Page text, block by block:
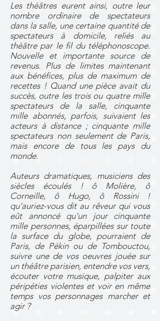
Les théâtres eurent ainsi, outre leur
nombre ordinaire de spectateurs
dans la salle, une certaine quantité de
spectateurs à domicile, reliés au
théâtre par le fil du téléphonoscope.
Nouvelle et importante source de
revenus. Plus de limites maintenant
aux bénéfices, plus de maximum de
recettes ! Quand une pièce avait du
succès, outre les trois ou quatre mille
spectateurs de la salle, cinquante
mille abonnés, parfois, suivaient les
acteurs à distance ; cinquante mille
spectateurs non seulement de Paris,
mais encore de tous les pays du
monde.
Auteurs dramatiques, musiciens des
siècles écoulés ! ô Molière, ô
Corneille, ô Hugo, ô Rossini !
qu'auriez-vous dit au rêveur qui vous
eût annoncé qu'un jour cinquante
mille personnes, éparpillées sur toute
la surface du globe, pourraient de
Paris, de Pékin ou de Tombouctou,
suivre une de vos oeuvres jouée sur
un théâtre parisien, entendre vos vers,
écouter votre musique, palpiter aux
péripéties violentes et voir en même
temps vos personnages marcher et
agir ?